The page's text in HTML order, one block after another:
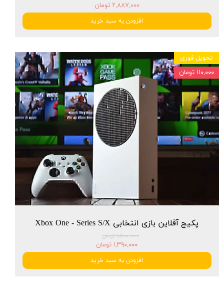
۲,۸۸۷,۰۰۰ تومان
افزودن به سبد خرید
پکیج آفلاین بازی انتخابی Xbox One - Series S/X
۱,۵۰۰,۰۰۰ تومان
۱,۳۹۰,۰۰۰ تومان
افزودن به سبد خرید
تحویل فوری
۱۱۰,۰۰۰ تومان